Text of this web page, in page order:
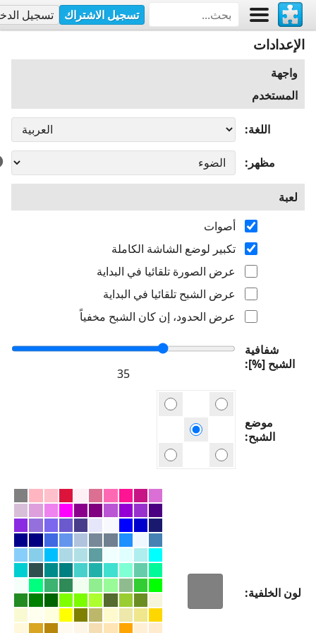
تسجيل الاشتراك تسجيل
الإعدادات
واجهة
المستخدم
اللغة
مظهر
لعبة
أصوات
تكبير لوضع الشاشة الكاملة
عرض الصورة تلقائيا في البداية
عرض الشبح تلقائيا في البداية
عرض الحدود، إن كان الشبح مخفياً
شفافية
الشبح [%]
موضع
الشبح
لون الخلفية